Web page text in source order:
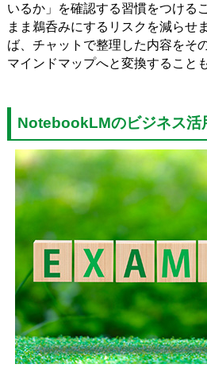
いるか」を確認する習慣をつける
まま鵜呑みにするリスクを減らせ
ば、チャットで整理した内容をそ
マインドマップへと変換すること
NotebookLMのビジネス活